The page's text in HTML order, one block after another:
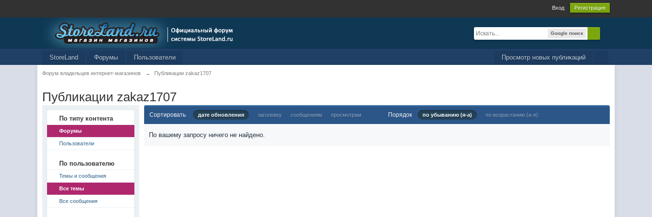
Вход Регистрация
Google поиск
Просмотр новых публикаций
StoreLand Форумы Пользователи
Форум владельцев интернет-магазинов → Публикации zakaz1707
Публикации zakaz1707
По типу контента
Форумы
Пользователи
По пользователю
Темы и сообщения
Все темы
Все сообщения
Сортировать дате обновления заголовку сообщениям просмотрам Порядок по убыванию (я-а) по возрастанию (а-я)
По вашему запросу ничего не найдено.